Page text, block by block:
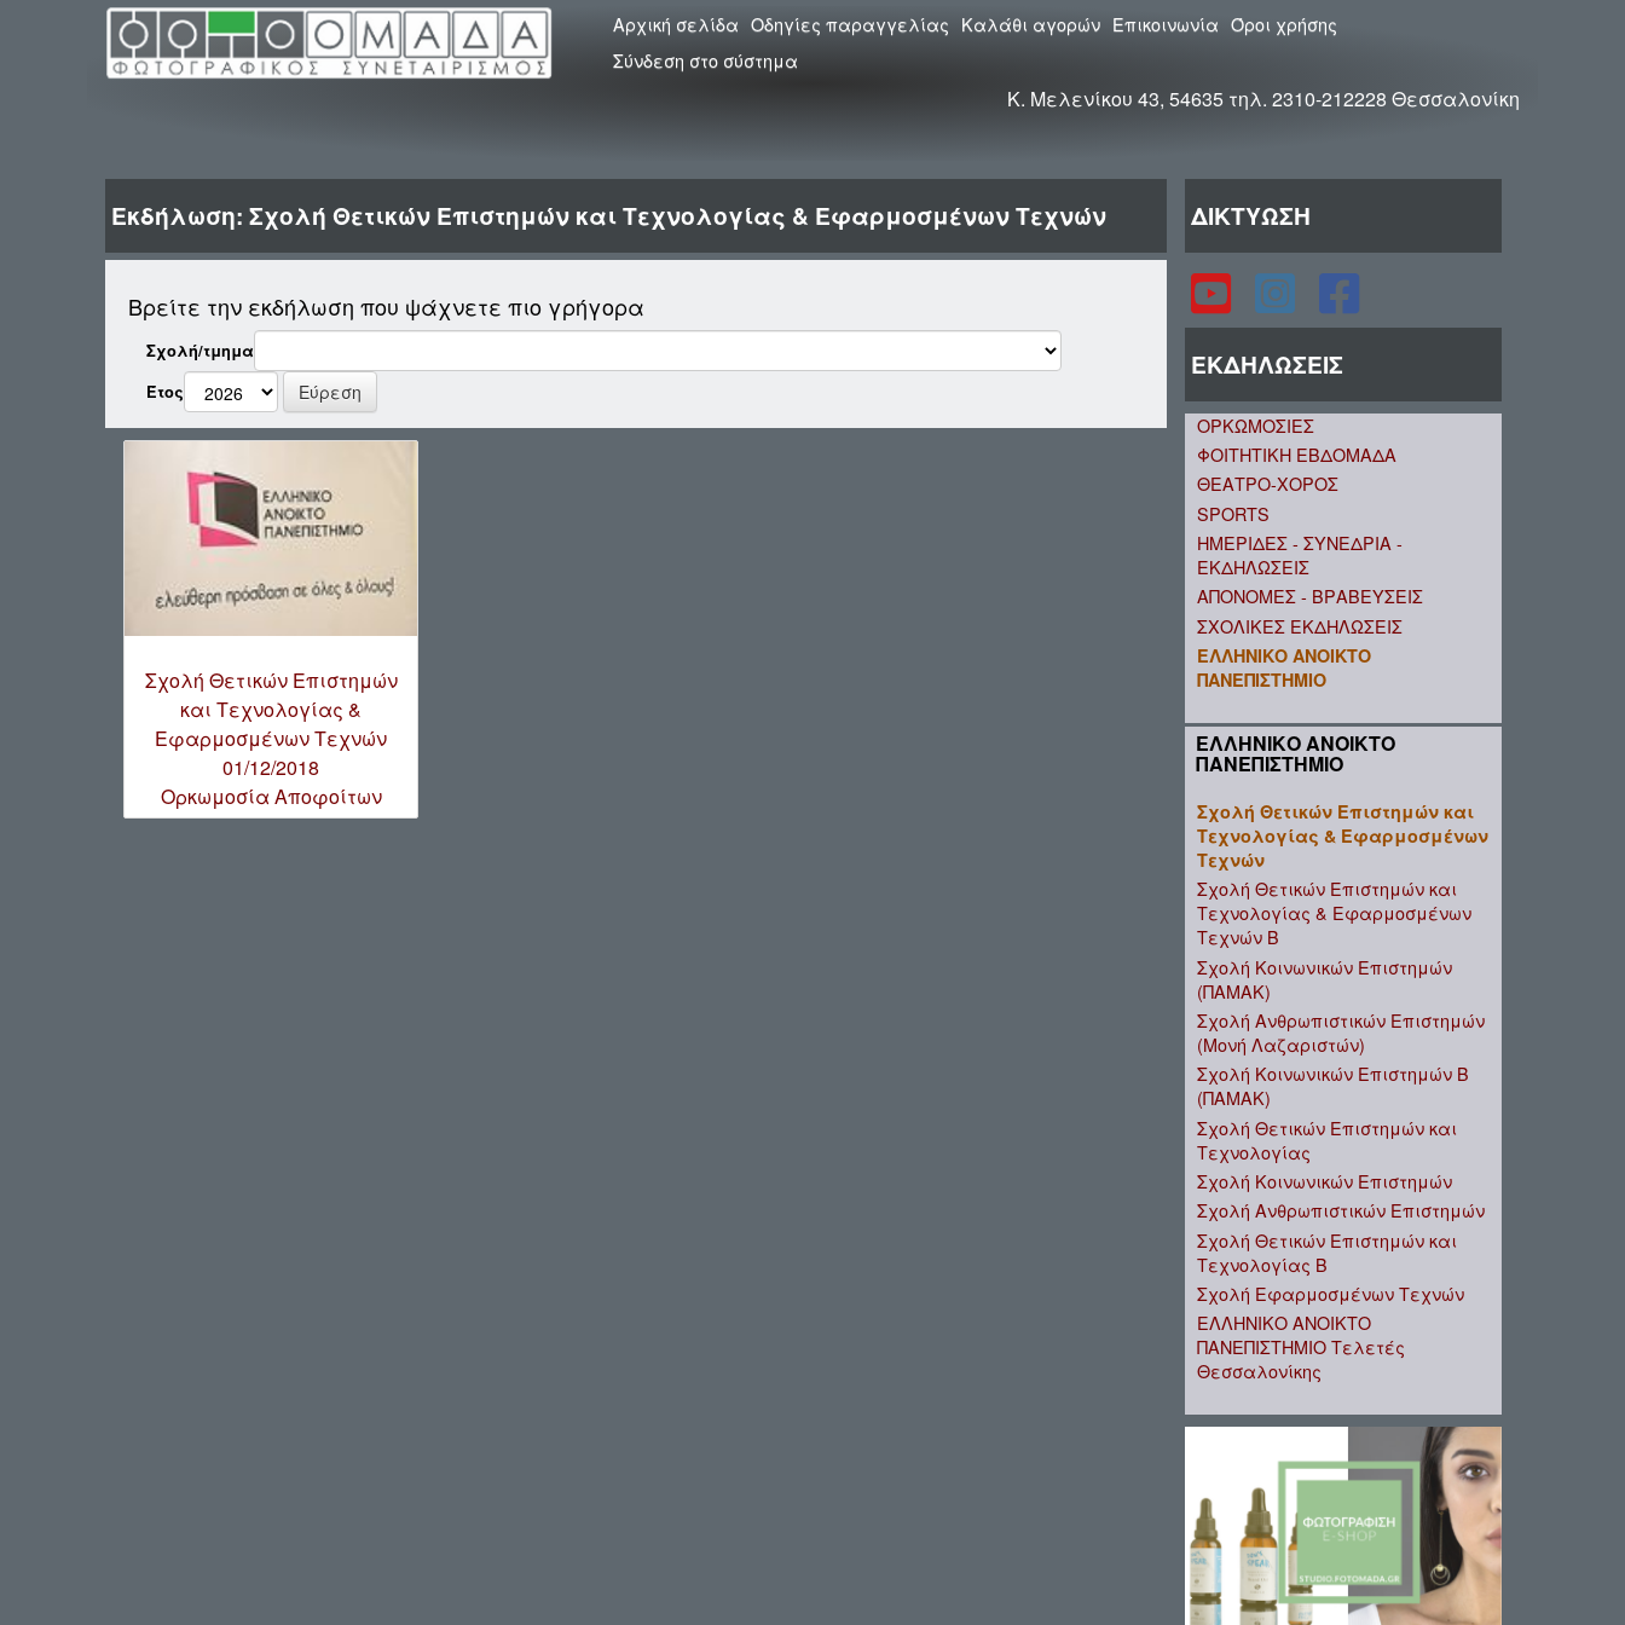
Αρχική σελίδα Οδηγίες παραγγελίας Καλάθι αγορών Επικοινωνία Όροι χρήσης
Σύνδεση στο σύστημα
Κ. Μελενίκου 43, 54635 τηλ. 2310-212228 Θεσσαλονίκη
Εκδήλωση: Σχολή Θετικών Επιστημών και Τεχνολογίας & Εφαρμοσμένων Τεχνών
Βρείτε την εκδήλωση που ψάχνετε πιο γρήγορα
Σχολή/τμημα
Έτος
Σχολή Θετικών Επιστημών
και Τεχνολογίας &
Εφαρμοσμένων Τεχνών
01/12/2018
Ορκωμοσία Αποφοίτων
ΔΙΚΤΥΩΣΗ
ΕΚΔΗΛΩΣΕΙΣ
ΟΡΚΩΜΟΣΙΕΣ
ΦΟΙΤΗΤΙΚΗ ΕΒΔΟΜΑΔΑ
ΘΕΑΤΡΟ-ΧΟΡΟΣ
SPORTS
ΗΜΕΡΙΔΕΣ - ΣΥΝΕΔΡΙΑ -
ΕΚΔΗΛΩΣΕΙΣ
ΑΠΟΝΟΜΕΣ - ΒΡΑΒΕΥΣΕΙΣ
ΣΧΟΛΙΚΕΣ ΕΚΔΗΛΩΣΕΙΣ
ΕΛΛΗΝΙΚΟ ΑΝΟΙΚΤΟ
ΠΑΝΕΠΙΣΤΗΜΙΟ
ΕΛΛΗΝΙΚΟ ΑΝΟΙΚΤΟ
ΠΑΝΕΠΙΣΤΗΜΙΟ
Σχολή Θετικών Επιστημών και
Τεχνολογίας & Εφαρμοσμένων
Τεχνών
Σχολή Θετικών Επιστημών και
Τεχνολογίας & Εφαρμοσμένων
Τεχνών B
Σχολή Κοινωνικών Επιστημών
(ΠΑΜΑΚ)
Σχολή Ανθρωπιστικών Επιστημών
(Μονή Λαζαριστών)
Σχολή Κοινωνικών Επιστημών Β
(ΠΑΜΑΚ)
Σχολή Θετικών Επιστημών και
Τεχνολογίας
Σχολή Κοινωνικών Επιστημών
Σχολή Ανθρωπιστικών Επιστημών
Σχολή Θετικών Επιστημών και
Τεχνολογίας Β
Σχολή Εφαρμοσμένων Τεχνών
ΕΛΛΗΝΙΚΟ ΑΝΟΙΚΤΟ
ΠΑΝΕΠΙΣΤΗΜΙΟ Τελετές
Θεσσαλονίκης